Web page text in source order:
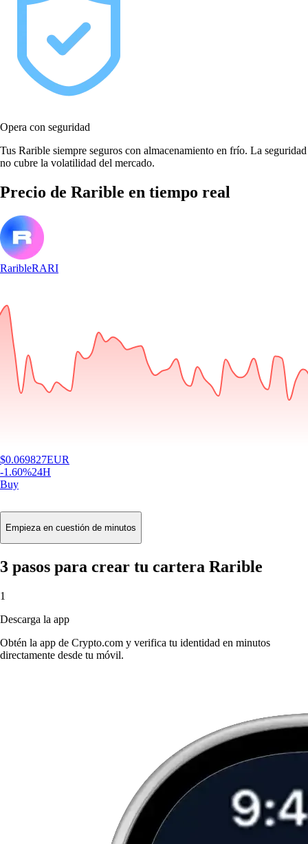
Opera con seguridad
Tus Rarible siempre seguros con almacenamiento en frío. La seguridad
no cubre la volatilidad del mercado.
Precio de Rarible en tiempo real
RaribleRARI
$0.069827EUR
-1.60%24H
Buy
Empieza en cuestión de minutos
3 pasos para crear tu cartera Rarible
1
Descarga la app
Obtén la app de Crypto.com y verifica tu identidad en minutos
directamente desde tu móvil.